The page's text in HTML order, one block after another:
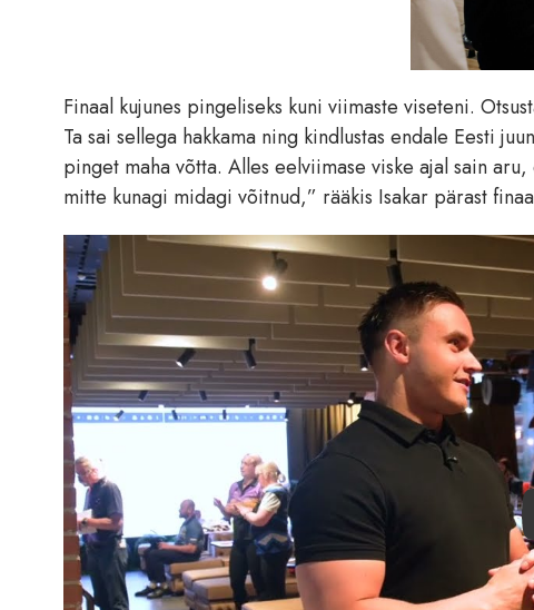
Finaal kujunes pingeliseks kuni viimaste viseteni.
Ta sai sellega hakkama ning kindlustas endale Eesti
pinget maha võtta. Alles eelviimase viske ajal sain
mitte kunagi midagi võitnud,” rääkis Isakar pärast